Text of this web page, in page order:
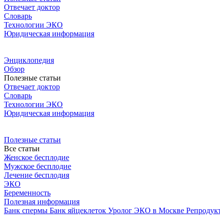
Отвечает доктор
Словарь
Технологии ЭКО
Юридическая информация
Энциклопедия
Обзор
Полезные статьи
Отвечает доктор
Словарь
Технологии ЭКО
Юридическая информация
Полезные статьи
Все статьи
Женское бесплодие
Мужское бесплодие
Лечение бесплодия
ЭКО
Беременность
Полезная информация
Банк спермы Банк яйцеклеток Уролог ЭКО в Москве